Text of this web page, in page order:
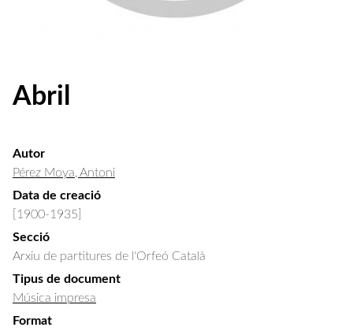
Abril
Autor
Pérez Moya, Antoni
Data de creació
[1900-1935]
Secció
Arxiu de partitures de l'Orfeó Català
Tipus de document
Música impresa
Format